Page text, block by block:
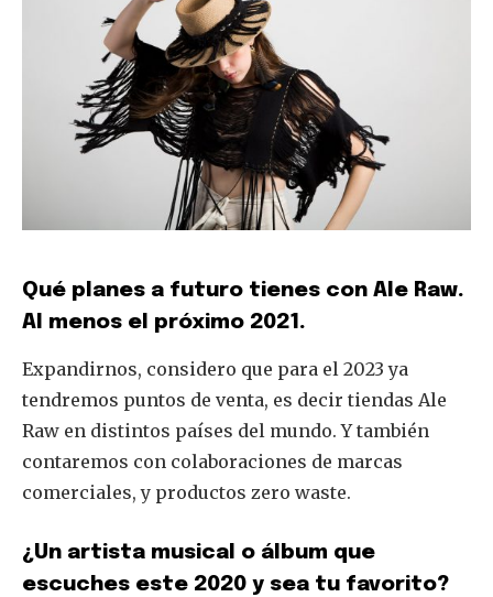
Qué planes a futuro tienes con Ale Raw.
Al menos el próximo 2021.
Expandirnos, considero que para el 2023 ya
tendremos puntos de venta, es decir tiendas Ale
Raw en distintos países del mundo. Y también
contaremos con colaboraciones de marcas
comerciales, y productos zero waste.
¿Un artista musical o álbum que
escuches este 2020 y sea tu favorito?